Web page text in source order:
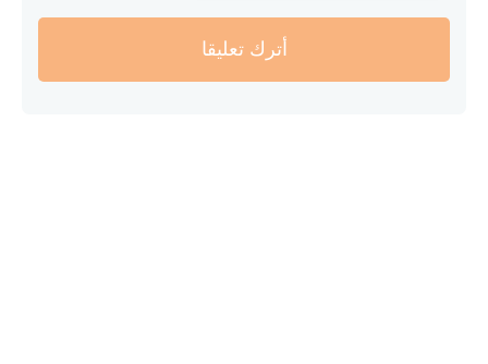
أترك تعليقا